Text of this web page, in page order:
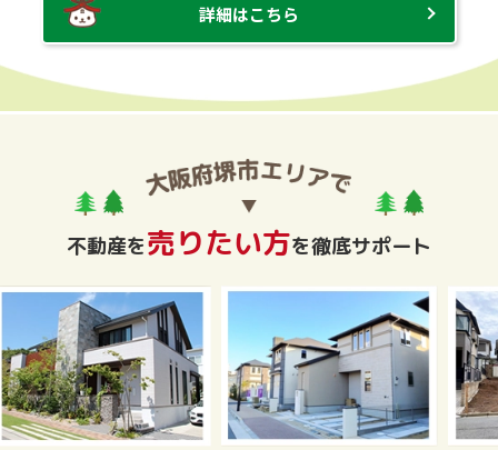
詳細はこちら
不動産を売りたい方を徹底サポート